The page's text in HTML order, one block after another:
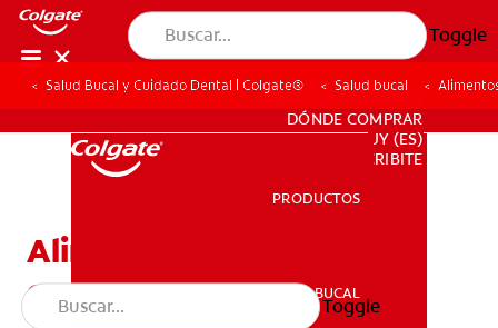
Toggle
SALUD BUCAL
PARA PROFESIONALES
DÓNDE COMPRAR
UY (ES)
SUSCRIBITE
PRODUCTOS
SALUD BUCAL
Toggle
Salud Bucal y Cuidado Dental | Colgate® Salud bucal
Alimentos que se pueden
comer con brackets